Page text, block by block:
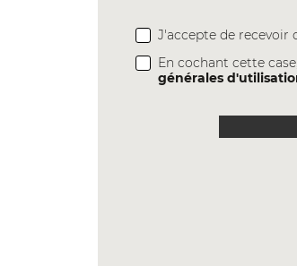
J'accepte de recevoir
En cochant cette
générales